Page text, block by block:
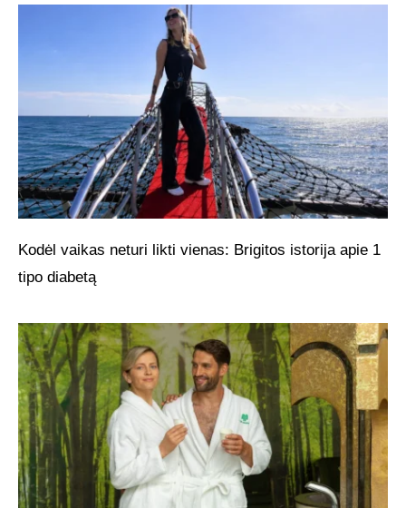
Kodėl vaikas neturi likti vienas: Brigitos istorija apie 1
tipo diabetą